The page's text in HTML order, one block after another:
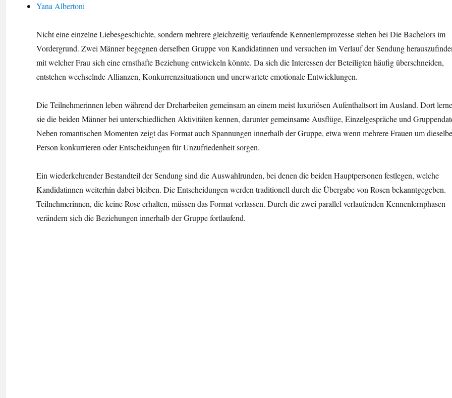
Yana Albertoni
Nicht eine einzelne Liebesgeschichte, sondern mehrere gleichzeitig verlaufende Kennenlernprozesse stehen bei Die Bachelors im
Vordergrund. Zwei Männer begegnen derselben Gruppe von Kandidatinnen und versuchen im Verlauf der Sendung
mit welcher Frau sich eine ernsthafte Beziehung entwickeln könnte. Da sich die Interessen der Beteiligten häufig überschneiden,
entstehen wechselnde Allianzen, Konkurrenzsituationen und unerwartete emotionale Entwicklungen.
Die Teilnehmerinnen leben während der Dreharbeiten gemeinsam an einem meist luxuriösen Aufenthaltsort im Ausland. Dort
sie die beiden Männer bei unterschiedlichen Aktivitäten kennen, darunter gemeinsame Ausflüge, Einzelgespräche und
Neben romantischen Momenten zeigt das Format auch Spannungen innerhalb der Gruppe, etwa wenn mehrere Frauen um dieselbe
Person konkurrieren oder Entscheidungen für Unzufriedenheit sorgen.
Ein wiederkehrender Bestandteil der Sendung sind die Auswahlrunden, bei denen die beiden Hauptpersonen festlegen, welche
Kandidatinnen weiterhin dabei bleiben. Die Entscheidungen werden traditionell durch die Übergabe von Rosen bekanntgegeben.
Teilnehmerinnen, die keine Rose erhalten, müssen das Format verlassen. Durch die zwei parallel verlaufenden Kennenlernphasen
verändern sich die Beziehungen innerhalb der Gruppe fortlaufend.